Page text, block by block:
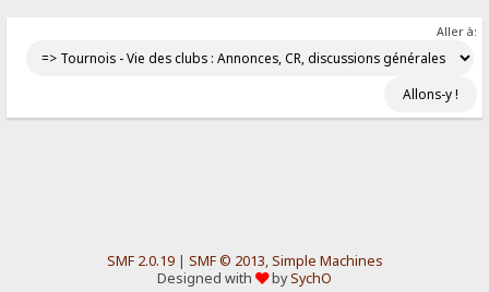
Aller à:
SMF 2.0.19| SMF © 2013,Simple Machines
Designed with
bySychO